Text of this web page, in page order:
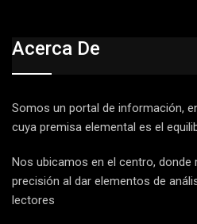
Acerca De
Somos un portal de información,
cuya premisa elemental es el
Nos ubicamos en el centro,
precisión al dar elementos de
lectores